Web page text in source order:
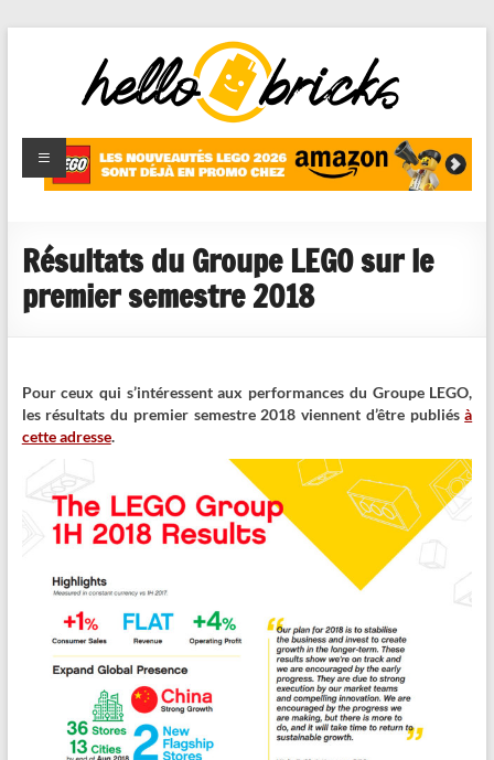
HelloBricks
Blog LEGO,
nouveaut�s
reviews
Résultats du Groupe LEGO sur le
premier semestre 2018
Pour ceux qui s’intéressent aux performances du Groupe LEGO,
les résultats du premier semestre 2018 viennent d’être publiésà
cette adresse.